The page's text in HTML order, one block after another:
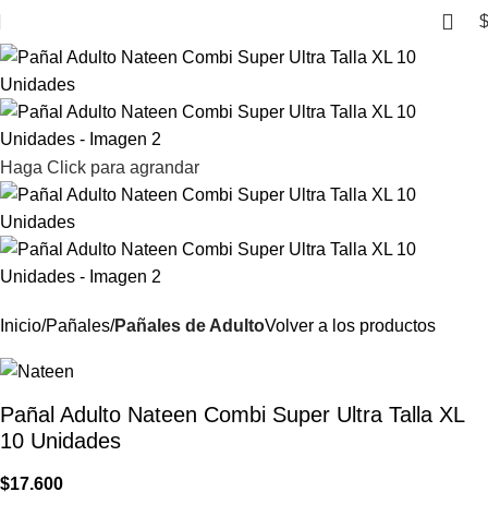
$
Haga Click para agrandar
Inicio Pañales Pañales de AdultoVolver a los productos
Pañal Adulto Nateen Combi Super Ultra Talla XL
10 Unidades
$17.600